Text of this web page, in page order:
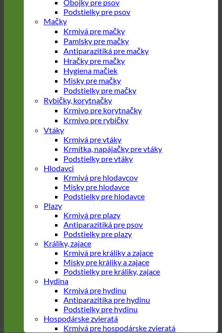
Obojky pre psov
Podstielky pre psov
Mačky
Krmivá pre mačky
Pamlsky pre mačky
Antiparazitiká pre mačky
Hračky pre mačky
Hygiena mačiek
Misky pre mačky
Podstielky pre mačky
Rybičky, korytnačky
Krmivo pre korytnačky
Krmivo pre rybičky
Vtáky
Krmivá pre vtáky
Krmítka, napájačky pre vtáky
Podstielky pre vtáky
Hlodavci
Krmivá pre hlodavcov
Misky pre hlodavce
Podstielky pre hlodavce
Plazy
Krmivá pre plazy
Antiparazitiká pre psov
Podstielky pre plazy
Králiky, zajace
Krmivá pre králiky a zajace
Misky pre králiky a zajace
Podstielky pre králiky, zajace
Hydina
Krmivá pre hydinu
Antiparazitika pre hydinu
Podstielky pre hydinu
Hospodárske zvieratá
Krmivá pre hospodárske zvieratá